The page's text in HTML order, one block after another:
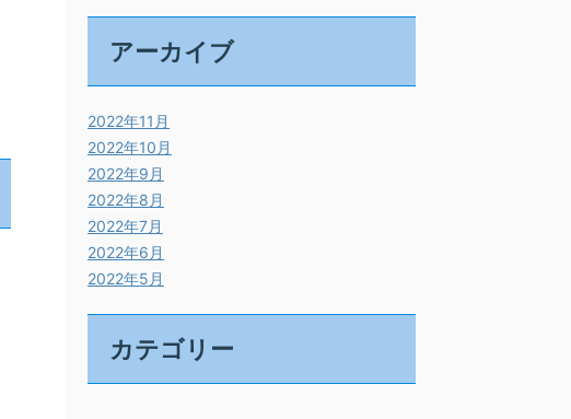
アーカイブ
2022年11月
2022年10月
2022年9月
2022年8月
2022年7月
2022年6月
2022年5月
カテゴリー